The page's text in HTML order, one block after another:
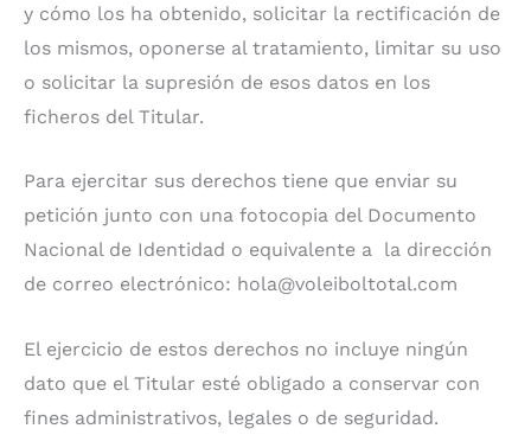
y cómo los ha obtenido, solicitar la rectificación de
los mismos, oponerse al tratamiento, limitar su uso
o solicitar la supresión de esos datos en los
ficheros del Titular.
Para ejercitar sus derechos tiene que enviar su
petición junto con una fotocopia del Documento
Nacional de Identidad o equivalente a la dirección
de correo electrónico: hola@voleiboltotal.com
El ejercicio de estos derechos no incluye ningún
dato que el Titular esté obligado a conservar con
fines administrativos, legales o de seguridad.